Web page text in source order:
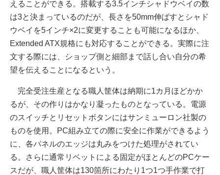
えることができる。搭載する3.5インチシャドウベイの数
は3と決まっているのだが、長さを50mm伸ばすとシャド
ウベイを5インチ×2に変更することも可能になるほか、
Extended ATX規格にも対応することができる。実際に注
文する際には、ショップ側と細部まで話し合い自分の希
望を伝えることになるという。
完全受注生産となる職人筐体は納期に1カ月ほどかか
るが、その作りはかなり凝ったものとなっている。電源
のスイッチとリセットボタンにはサンミューロン社製の
ものを使用。PC組み立ての際に安全に作業ができるよう
に、各パネルのエッジは丸みをつけた処理がされてい
る。さらに通常リベットによる固定がほとんどのPCケー
スだが、職人筐体は130箇所にわたり1つ1つ手作業で打